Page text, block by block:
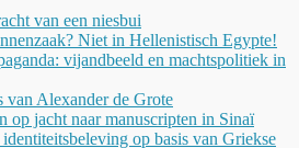
van een niesbui
Niet in Hellenistisch Egypte!
vijandbeeld en machtspolitiek in
van Alexander de Grote
op jacht naar manuscripten in Sinaï